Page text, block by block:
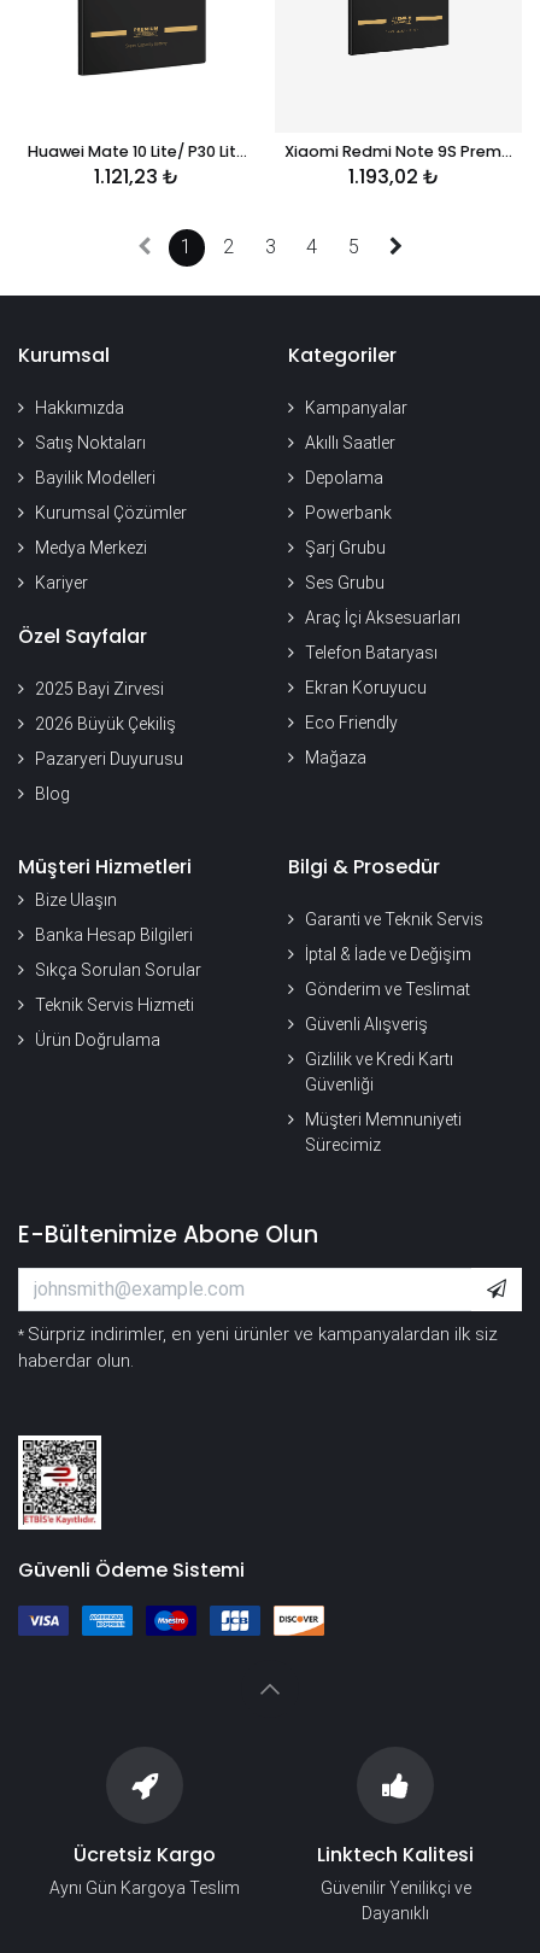
Huawei Mate 10 Lite/ P30 Lite Premium 3.300 mAh Telefon Bataryası
1.121,23 ₺
Xiaomi Redmi Note 9S Premium Telefon Bataryası 5020 mAh BN55
1.193,02 ₺
1 2 3 4 5
Kurumsal
Hakkımızda
Satış Noktaları
Bayilik Modelleri
Kurumsal Çözümler
Medya Merkezi
Kariyer
Özel Sayfalar
2025 Bayi Zirvesi
2026 Büyük Çekiliş
Pazaryeri Duyurusu
Blog
Kategoriler
Kampanyalar
Akıllı Saatler
Depolama
Powerbank
Şarj Grubu
Ses Grubu
Araç İçi Aksesuarları
Telefon Bataryası
Ekran Koruyucu
Eco Friendly
Mağaza
Müşteri Hizmetleri
Bize Ulaşın
Banka Hesap Bilgileri
Sıkça Sorulan Sorular
Teknik Servis Hizmeti
Ürün Doğrulama
Bilgi & Prosedür
Garanti ve Teknik Servis
İptal & İade ve Değişim
Gönderim ve Teslimat
Güvenli Alışveriş
Gizlilik ve Kredi Kartı
Güvenliği
Müşteri Memnuniyeti
Sürecimiz
E-Bültenimize Abone Olun
* Sürpriz indirimler, en yeni ürünler ve kampanyalardan ilk siz
haberdar olun.
Güvenli Ödeme Sistemi
Ücretsiz Kargo
Aynı Gün Kargoya Teslim
Linktech Kalitesi
Güvenilir Yenilikçi ve
Dayanıklı